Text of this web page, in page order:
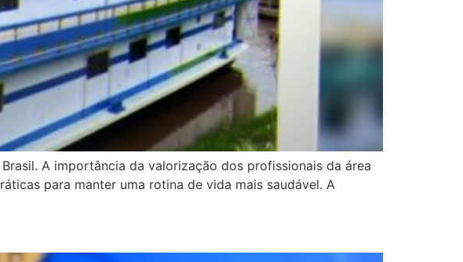
A importância da valorização dos profissionais da área
para manter uma rotina de vida mais saudável. A